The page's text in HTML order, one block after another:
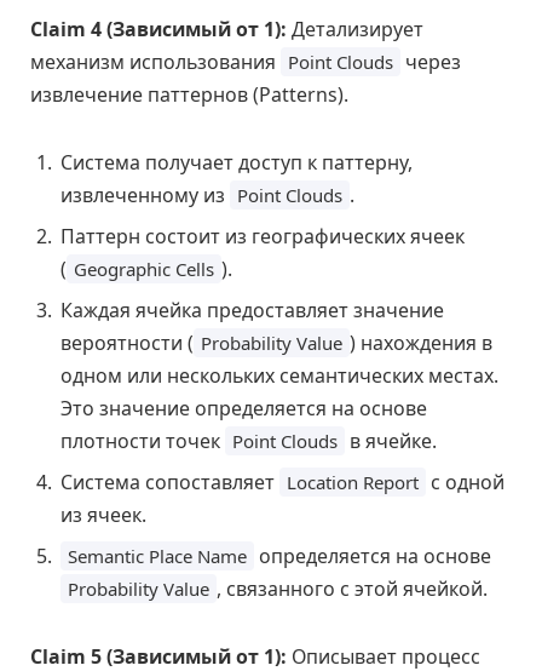
Claim 4 (Зависимый от 1): Детализирует
механизм использования Point Clouds через
извлечение паттернов (Patterns).
Система получает доступ к паттерну,
извлеченному из Point Clouds .
Паттерн состоит из географических ячеек
( Geographic Cells ).
Каждая ячейка предоставляет значение
вероятности ( Probability Value ) нахождения в
одном или нескольких семантических местах.
Это значение определяется на основе
плотности точек Point Clouds в ячейке.
Система сопоставляет Location Report с одной
из ячеек.
Semantic Place Name определяется на основе
Probability Value , связанного с этой ячейкой.
Claim 5 (Зависимый от 1): Описывает процесс